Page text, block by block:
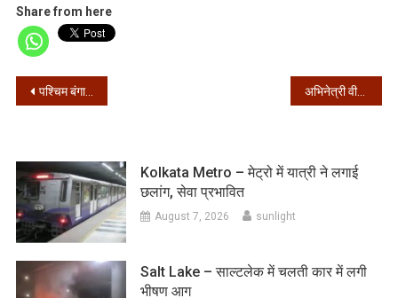
Share from here
Post
पश्चिम बंगाल – 24 घंटे में मिले 2941 संक्रमित, 2971 हुए ठीक अभिनेत्री वीजे चित्रा का होटल के कमरे में लटकता मिला शव
Kolkata Metro – मेट्रो में यात्री ने लगाई
छलांग, सेवा प्रभावित
August 7, 2026 sunlight
Salt Lake – साल्टलेक में चलती कार में लगी
भीषण आग